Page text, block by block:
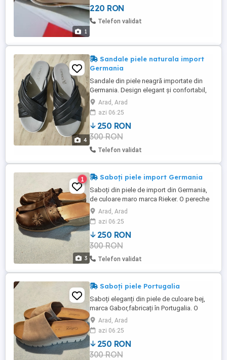
1
220 RON
Telefon validat
4
Sandale piele naturala import
Germania
Sandale din piele neagră importate din
Germania. Design elegant și confortabil,
perfecte pentru a completa orice ținută.
Oferă un aspect rafinat și sunt potrivite
pentru diferite ocazii. Descoperă calitatea
și stilul german în aceste sandale
deosebite. Numărul 38 model Caprice.
Predare personală în Arad ...
Arad, Arad
azi 06:25
250 RON
300 RON
Telefon validat
3
1 Saboți piele import Germania
Saboți din piele de import din Germania,
de culoare maro marca Rieker. O pereche
de încălțăminte eleganta și de calitate
pentru a completa orice ținută. Predare
personală în Arad. Posibilitatea trimiterii
prin Fan Courier in toată țara.
Arad, Arad
azi 06:25
250 RON
300 RON
Telefon validat
Saboți piele Portugalia
Saboți eleganți din piele de culoare bej,
marca Gabor,fabricați în Portugalia. O
piesă de încălțăminte de calitate
superioară, perfectă pentru a-ți completa
ținuta într-un mod sofisticat și confortabil.
Predare personală în Arad. Posibilitatea
trimiterii prin Fan Courier in toată țara.
Arad, Arad
azi 06:25
250 RON
300 RON